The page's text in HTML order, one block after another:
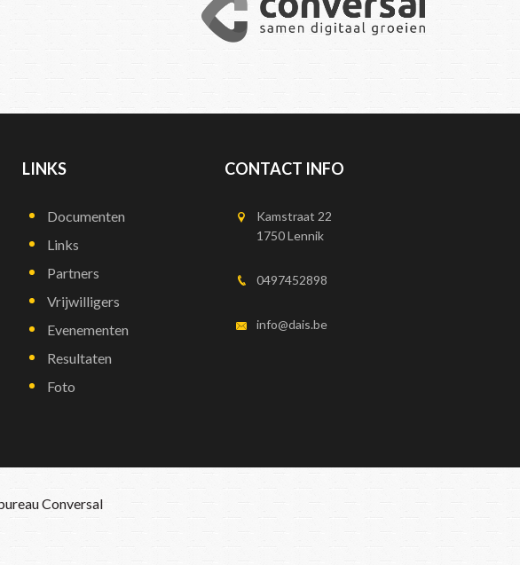
LINKS
Documenten
Links
Partners
Vrijwilligers
Evenementen
Resultaten
Foto
CONTACT INFO
Kamstraat 22
1750 Lennik
0497452898
info@dais.be
Conversal